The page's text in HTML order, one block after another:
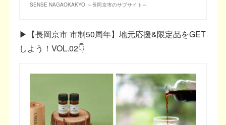
SENSE NAGAOKAKYO ～長岡京市のサブサイト～
▶【長岡京市 市制50周年】地元応援&限定品をGET
しよう！VOL.02👇